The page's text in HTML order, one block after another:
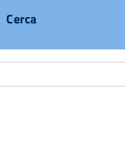
Cerca